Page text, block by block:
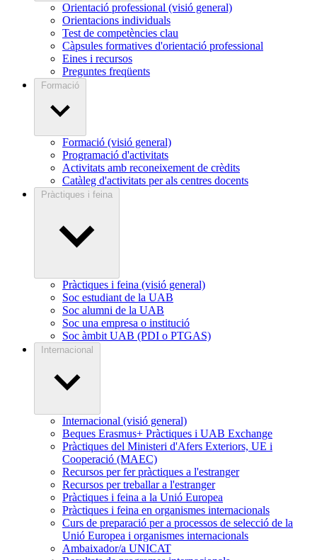
Orientació professional (visió general)
Orientacions individuals
Test de competències clau
Càpsules formatives d'orientació professional
Eines i recursos
Preguntes freqüents
Formació
Formació (visió general)
Programació d'activitats
Activitats amb reconeixement de crèdits
Catàleg d'activitats per als centres docents
Pràctiques i feina
Pràctiques i feina (visió general)
Soc estudiant de la UAB
Soc alumni de la UAB
Soc una empresa o institució
Soc àmbit UAB (PDI o PTGAS)
Internacional
Internacional (visió general)
Beques Erasmus+ Pràctiques i UAB Exchange
Pràctiques del Ministeri d'Afers Exteriors, UE i
Cooperació (MAEC)
Recursos per fer pràctiques a l'estranger
Recursos per treballar a l'estranger
Pràctiques i feina a la Unió Europea
Pràctiques i feina en organismes internacionals
Curs de preparació per a processos de selecció de la
Unió Europea i organismes internacionals
Ambaixador/a UNICAT